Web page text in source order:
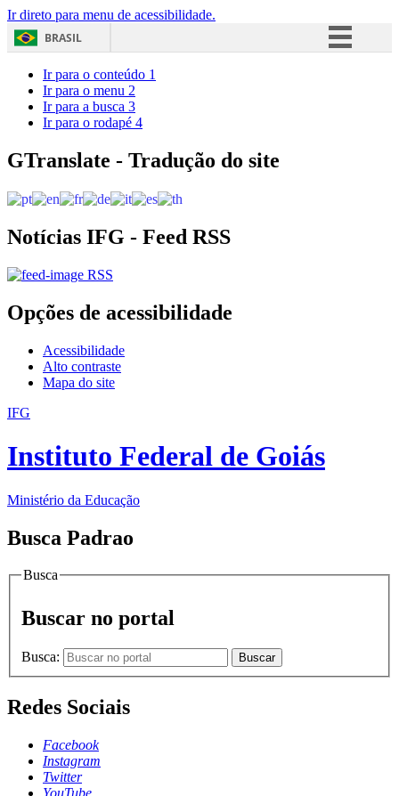
Ir direto para menu de acessibilidade.
BRASIL
Acesso à informação
Ir para o conteúdo 1
Ir para o menu 2
Ir para a busca 3
Ir para o rodapé 4
GTranslate - Tradução do site
Notícias IFG - Feed RSS
RSS
Opções de acessibilidade
Acessibilidade
Alto contraste
Mapa do site
IFG
Instituto Federal de Goiás
Ministério da Educação
Busca Padrao
Busca
Buscar no portal
Busca: Buscar
Redes Sociais
Facebook
Instagram
Twitter
YouTube